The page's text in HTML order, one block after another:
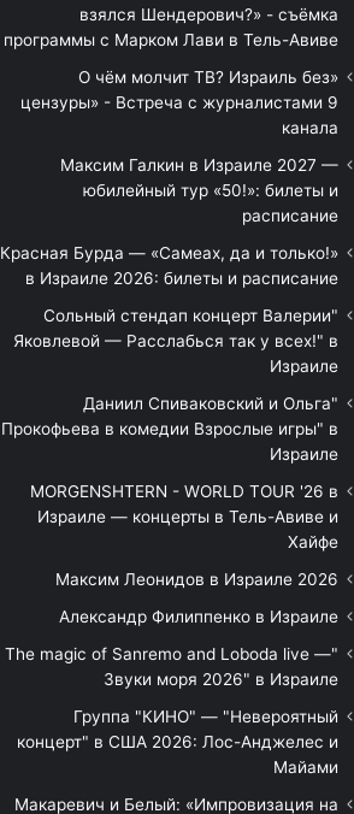
взялся Шендерович?» - съёмка
программы с Марком Лави в Тель-Авиве
«О чём молчит ТВ? Израиль без
цензуры» - Встреча с журналистами 9
канала
Максим Галкин в Израиле 2027 —
юбилейный тур «50!»: билеты и
расписание
Красная Бурда — «Самеах, да и только!»
в Израиле 2026: билеты и расписание
"Сольный стендап концерт Валерии
Яковлевой — Расслабься так у всех!" в
Израиле
"Даниил Спиваковский и Ольга
Прокофьева в комедии Взрослые игры" в
Израиле
MORGENSHTERN - WORLD TOUR '26 в
Израиле — концерты в Тель-Авиве и
Хайфе
Максим Леонидов в Израиле 2026
Александр Филиппенко в Израиле
"The magic of Sanremo and Loboda live —
Звуки моря 2026" в Израиле
Группа "КИНО" — "Невероятный
концерт" в США 2026: Лос-Анджелес и
Майами
Макаревич и Белый: «Импровизация на